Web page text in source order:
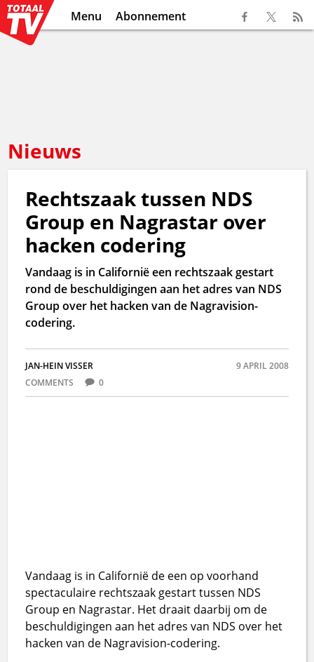
Menu Abonnement
Nieuws
Rechtszaak tussen NDS
Group en Nagrastar over
hacken codering
Vandaag is in Californië een rechtszaak gestart
rond de beschuldigingen aan het adres van NDS
Group over het hacken van de Nagravision-
codering.
JAN-HEIN VISSER
9 APRIL 2008
COMMENTS
0
Vandaag is in Californië de een op voorhand
spectaculaire rechtszaak gestart tussen NDS
Group en Nagrastar. Het draait daarbij om de
beschuldigingen aan het adres van NDS over het
hacken van de Nagravision-codering.